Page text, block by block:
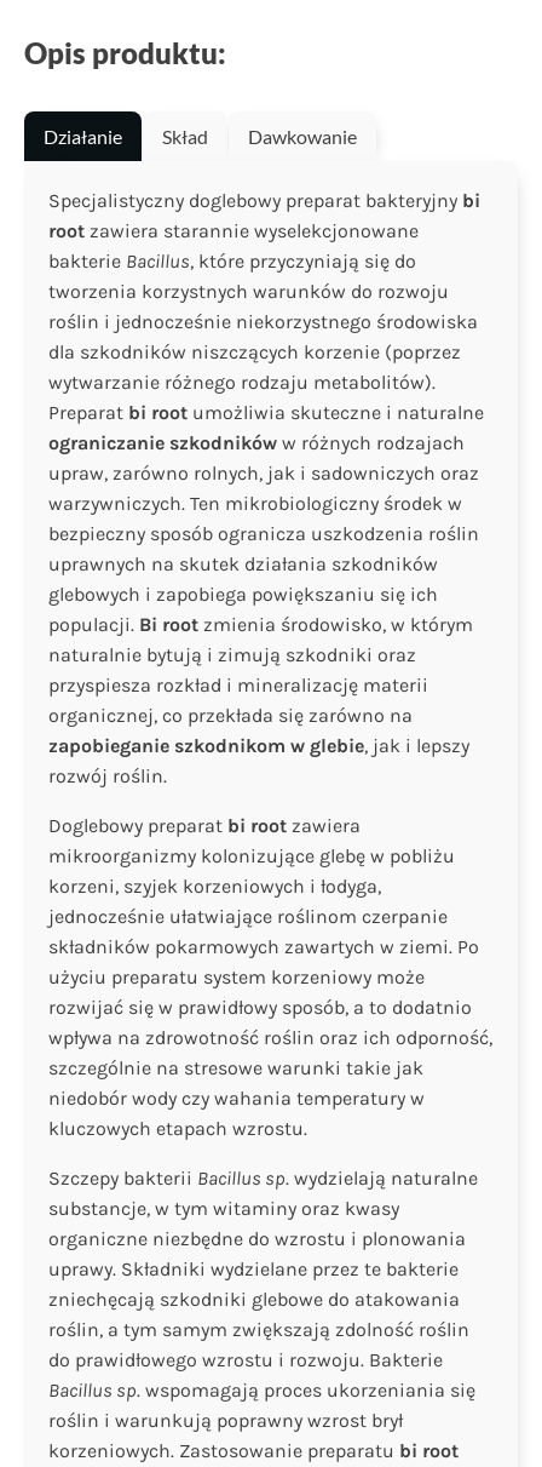
Opis produktu:
Działanie Skład Dawkowanie
Specjalistyczny doglebowy preparat bakteryjny bi
root zawiera starannie wyselekcjonowane
bakterie Bacillus, które przyczyniają się do
tworzenia korzystnych warunków do rozwoju
roślin i jednocześnie niekorzystnego środowiska
dla szkodników niszczących korzenie (poprzez
wytwarzanie różnego rodzaju metabolitów).
Preparat bi root umożliwia skuteczne i naturalne
ograniczanie szkodników w różnych rodzajach
upraw, zarówno rolnych, jak i sadowniczych oraz
warzywniczych. Ten mikrobiologiczny środek w
bezpieczny sposób ogranicza uszkodzenia roślin
uprawnych na skutek działania szkodników
glebowych i zapobiega powiększaniu się ich
populacji. Bi root zmienia środowisko, w którym
naturalnie bytują i zimują szkodniki oraz
przyspiesza rozkład i mineralizację materii
organicznej, co przekłada się zarówno na
zapobieganie szkodnikom w glebie, jak i lepszy
rozwój roślin.
Doglebowy preparat bi root zawiera
mikroorganizmy kolonizujące glebę w pobliżu
korzeni, szyjek korzeniowych i łodyga,
jednocześnie ułatwiające roślinom czerpanie
składników pokarmowych zawartych w ziemi. Po
użyciu preparatu system korzeniowy może
rozwijać się w prawidłowy sposób, a to dodatnio
wpływa na zdrowotność roślin oraz ich odporność,
szczególnie na stresowe warunki takie jak
niedobór wody czy wahania temperatury w
kluczowych etapach wzrostu.
Szczepy bakterii Bacillus sp. wydzielają naturalne
substancje, w tym witaminy oraz kwasy
organiczne niezbędne do wzrostu i plonowania
uprawy. Składniki wydzielane przez te bakterie
zniechęcają szkodniki glebowe do atakowania
roślin, a tym samym zwiększają zdolność roślin
do prawidłowego wzrostu i rozwoju. Bakterie
Bacillus sp. wspomagają proces ukorzeniania się
roślin i warunkują poprawny wzrost brył
korzeniowych. Zastosowanie preparatu bi root